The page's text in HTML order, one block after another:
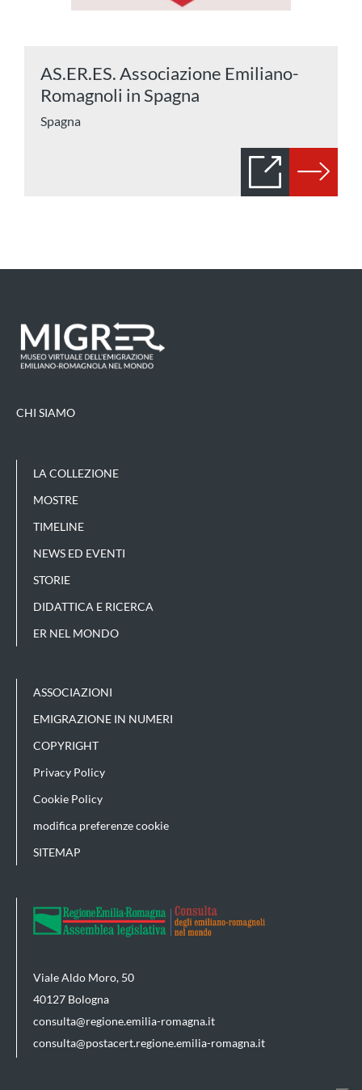
AS.ER.ES. Associazione Emiliano-
Romagnoli in Spagna
Spagna
CHI SIAMO
LA COLLEZIONE
MOSTRE
TIMELINE
NEWS ED EVENTI
STORIE
DIDATTICA E RICERCA
ER NEL MONDO
ASSOCIAZIONI
EMIGRAZIONE IN NUMERI
COPYRIGHT
Privacy Policy
Cookie Policy
modifica preferenze cookie
SITEMAP
Viale Aldo Moro, 50
40127 Bologna
consulta@regione.emilia-romagna.it
consulta@postacert.regione.emilia-romagna.it